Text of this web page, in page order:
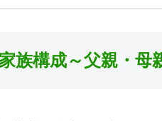
構成～父親・母